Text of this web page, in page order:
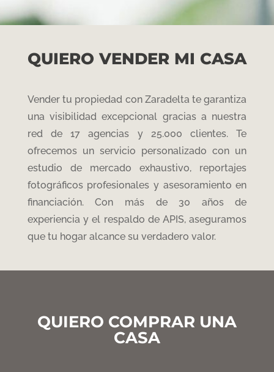
QUIERO VENDER MI CASA
Vender tu propiedad con Zaradelta te garantiza
una visibilidad excepcional gracias a nuestra
red de 17 agencias y 25.000 clientes. Te
ofrecemos un servicio personalizado con un
estudio de mercado exhaustivo, reportajes
fotográficos profesionales y asesoramiento en
financiación. Con más de 30 años de
experiencia y el respaldo de APIS, aseguramos
que tu hogar alcance su verdadero valor.
QUIERO COMPRAR UNA
CASA